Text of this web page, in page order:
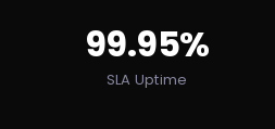
99.95%
SLA Uptime